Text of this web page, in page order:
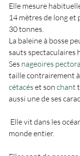
Elle mesure
14 mètres de long et
30 tonnes.
La baleine à bosse
sauts spectaculaires
Ses nageoires
taille contrairement
cétacés et son chant
aussi une de ses
monde entier.